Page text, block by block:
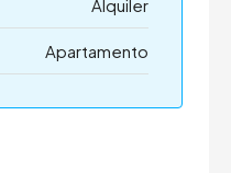
Alquiler
Apartamento